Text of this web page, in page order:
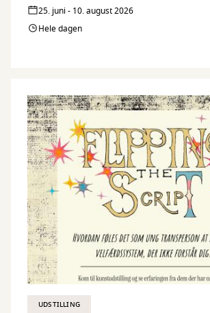
25. juni - 10. august 2026
Hele dagen
UDSTILLING